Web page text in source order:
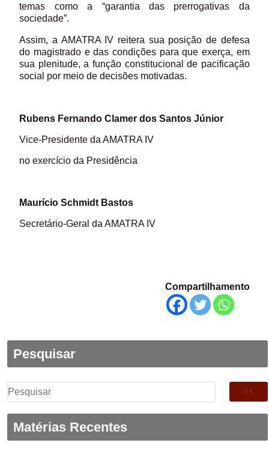
temas como a “garantia das prerrogativas da
sociedade”.
Assim, a AMATRA IV reitera sua posição de defesa
do magistrado e das condições para que exerça, em
sua plenitude, a função constitucional de pacificação
social por meio de decisões motivadas.
Rubens Fernando Clamer dos Santos Júnior
Vice-Presidente da AMATRA IV
no exercício da Presidência
Maurício Schmidt Bastos
Secretário-Geral da AMATRA IV
Compartilhamento
Pesquisar
Pesquisar
por:
Matérias Recentes